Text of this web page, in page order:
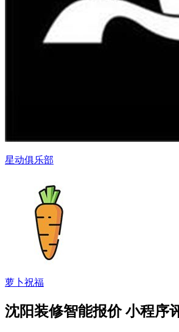
星动俱乐部
萝卜祝福
沈阳装修智能报价 小程序